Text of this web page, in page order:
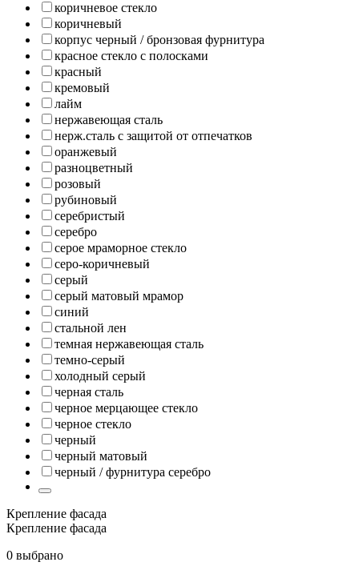
коричневое стекло
коричневый
корпус черный / бронзовая фурнитура
красное стекло с полосками
красный
кремовый
лайм
нержавеющая сталь
нерж.сталь с защитой от отпечатков
оранжевый
разноцветный
розовый
рубиновый
серебристый
серебро
серое мраморное стекло
серо-коричневый
серый
серый матовый мрамор
синий
стальной лен
темная нержавеющая сталь
темно-серый
холодный серый
черная сталь
черное мерцающее стекло
черное стекло
черный
черный матовый
черный / фурнитура серебро
Крепление фасада
Крепление фасада
0 выбрано